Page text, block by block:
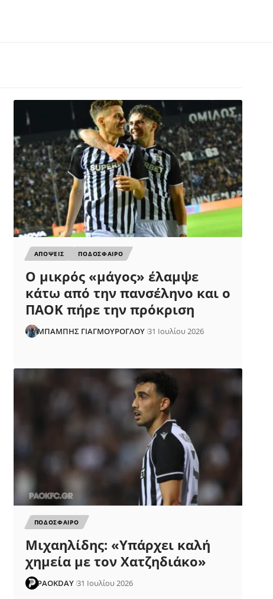
ΑΠΟΨΕΙΣ ΠΟΔΟΣΦΑΙΡΟ
Ο μικρός «μάγος» έλαμψε
κάτω από την πανσέληνο και ο
ΠΑΟΚ πήρε την πρόκριση
ΜΠΑΜΠΗΣ ΓΙΑΓΜΟΥΡΟΓΛΟΥ 31 Ιουλίου 2026
ΠΟΔΟΣΦΑΙΡΟ
Μιχαηλίδης: «Υπάρχει καλή
χημεία με τον Χατζηδιάκο»
PAOKDAY 31 Ιουλίου 2026